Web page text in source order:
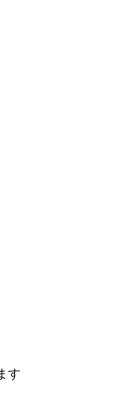
す